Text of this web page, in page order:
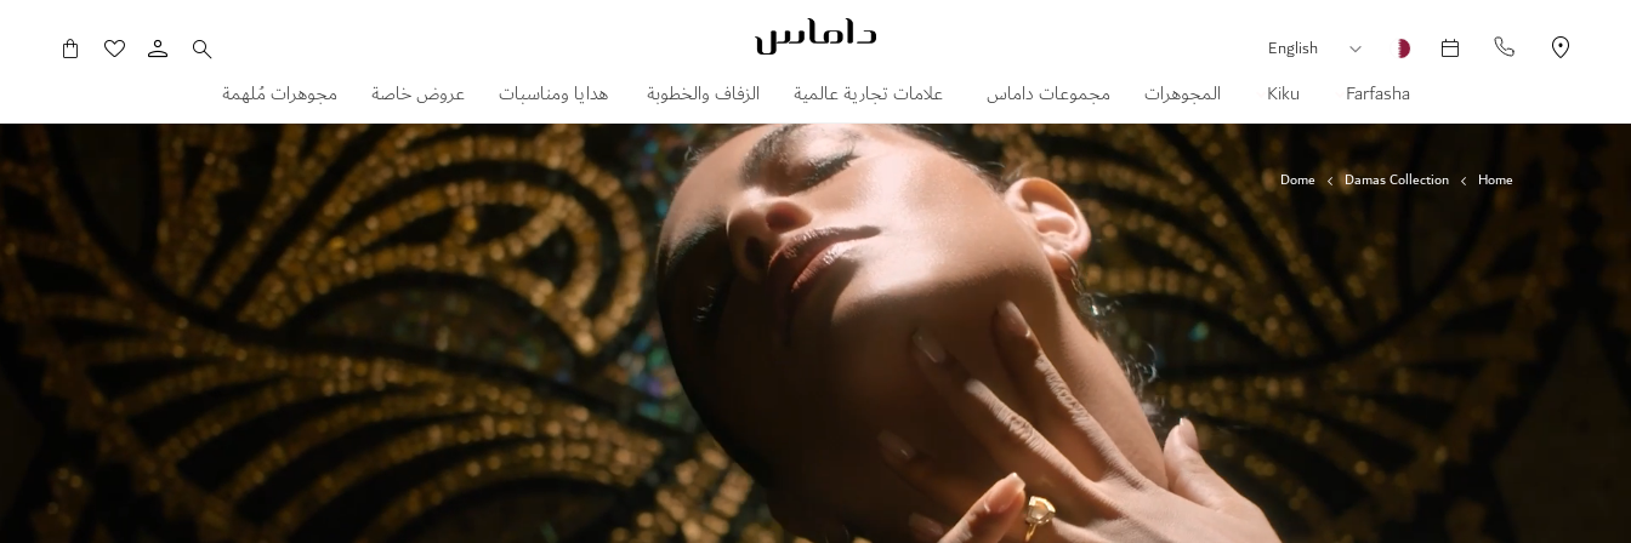
العملة لغة
English
Farfasha
Kiku المجوهرات مجموعات داماس علامات تجارية عالمية الزفاف والخطوبة هدايا ومناسبات عروض خاصة مجوهرات مُلهمة
Home
Damas Collection
Dome